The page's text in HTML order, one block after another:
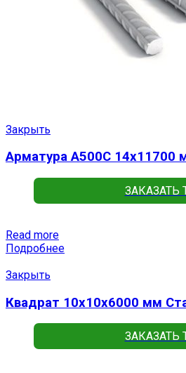
Закрыть
Арматура А500С 14х11700
ЗАКАЗАТЬ
Read more
Подробнее
Закрыть
Квадрат 10х10х6000 мм
ЗАКАЗАТЬ